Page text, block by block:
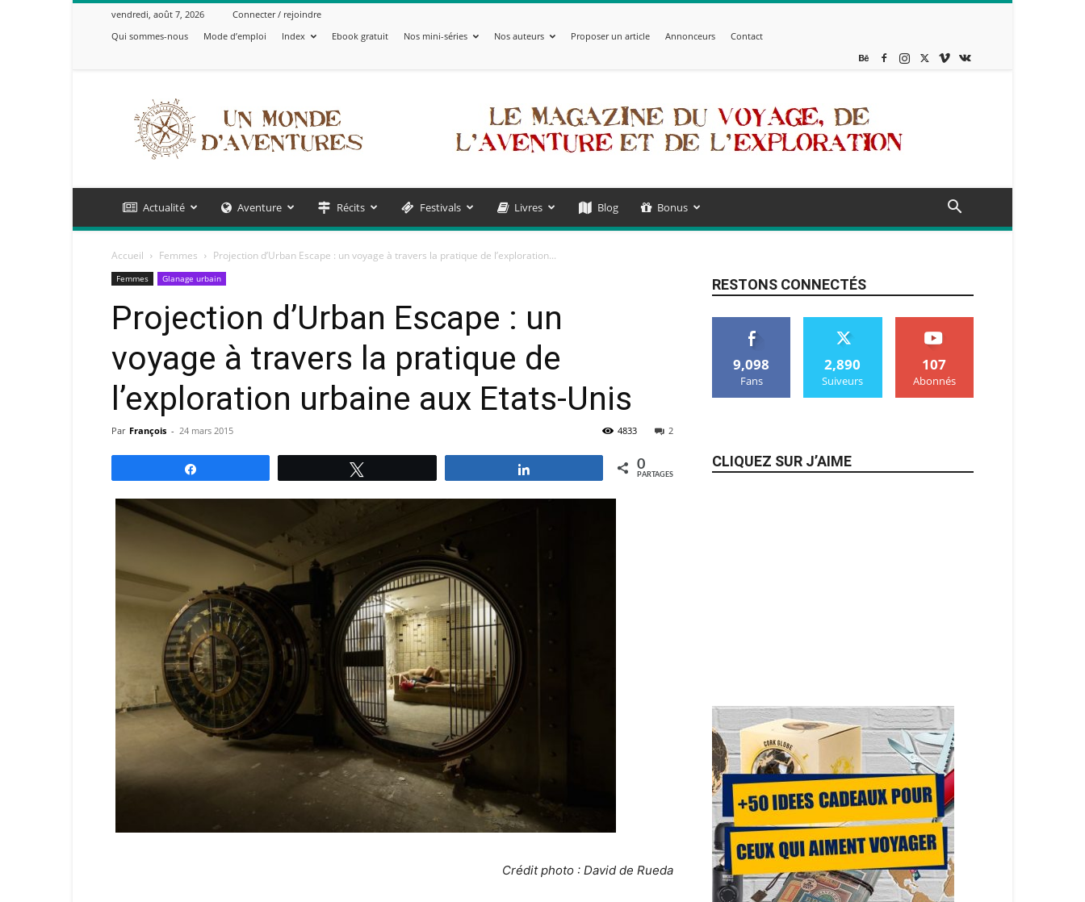
vendredi, août 7, 2026
Connecter / rejoindre
Qui sommes-nous
Mode d’emploi Index Ebook gratuit Nos mini-séries Nos auteurs Proposer un article Annonceurs Contact
Monde
d'Aventures
Actualité Aventure Récits Festivals Livres Blog Bonus
Accueil Femmes Projection d’Urban Escape : un voyage à travers la pratique de l’exploration...
Femmes Glanage urbain
Projection d’Urban Escape : un
voyage à travers la pratique de
l’exploration urbaine aux Etats-Unis
Par François - 24 mars 2015 2
4833
0
PARTAGES
Crédit photo : David de Rueda
RESTONS CONNECTÉS
9,098
Fans
2,890
Suiveurs
107
Abonnés
CLIQUEZ SUR J’AIME